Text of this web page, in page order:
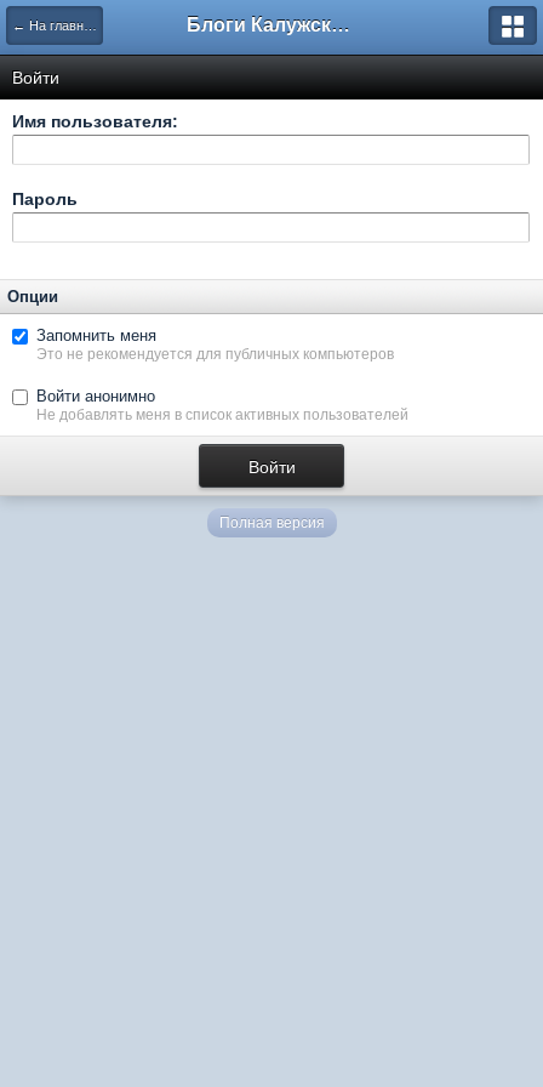
← На главную Блоги Калужского перекрестка
Войти
Имя пользователя:
Пароль
Опции
Запомнить меня
Это не рекомендуется для публичных компьютеров
Войти анонимно
Не добавлять меня в список активных пользователей
Полная версия